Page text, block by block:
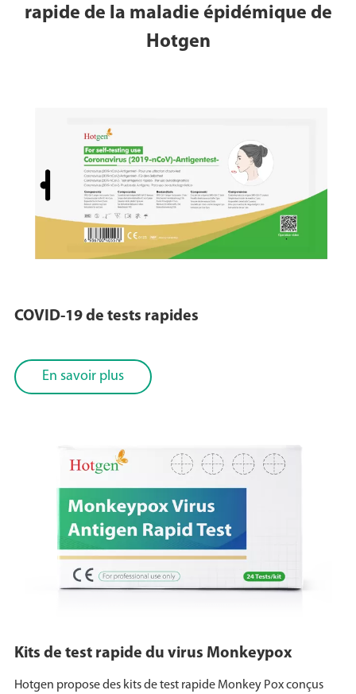
rapide de la maladie épidémique de
Hotgen
COVID-19 de tests rapides
En savoir plus
Kits de test rapide du virus Monkeypox
Hotgen propose des kits de test rapide Monkey Pox conçus